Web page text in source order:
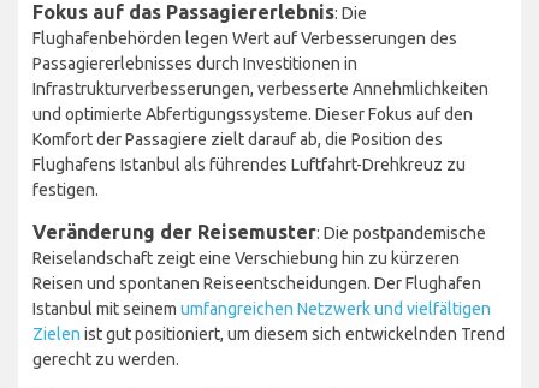
Fokus auf das Passagiererlebnis: Die
Flughafenbehörden legen Wert auf Verbesserungen des
Passagiererlebnisses durch Investitionen in
Infrastrukturverbesserungen, verbesserte Annehmlichkeiten
und optimierte Abfertigungssysteme. Dieser Fokus auf den
Komfort der Passagiere zielt darauf ab, die Position des
Flughafens Istanbul als führendes Luftfahrt-Drehkreuz zu
festigen.
Veränderung der Reisemuster: Die postpandemische
Reiselandschaft zeigt eine Verschiebung hin zu kürzeren
Reisen und spontanen Reiseentscheidungen. Der Flughafen
Istanbul mit seinem umfangreichen Netzwerk und vielfältigen
Zielen ist gut positioniert, um diesem sich entwickelnden Trend
gerecht zu werden.